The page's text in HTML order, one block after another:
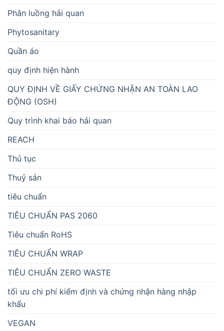
Phân luồng hải quan
Phytosanitary
Quần áo
quy định hiện hành
QUY ĐỊNH VỀ GIẤY CHỨNG NHẬN AN TOÀN LAO
ĐỘNG (OSH)
Quy trình khai báo hải quan
REACH
Thủ tục
Thuỷ sản
tiêu chuẩn
TIÊU CHUẨN PAS 2060
Tiêu chuẩn RoHS
TIÊU CHUẨN WRAP
TIÊU CHUẨN ZERO WASTE
tối ưu chi phí kiểm định và chứng nhận hàng nhập
khẩu
VEGAN